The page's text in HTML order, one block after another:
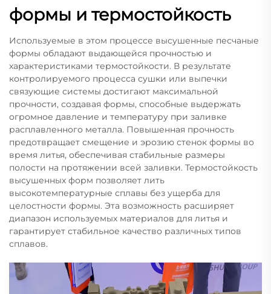
формы и термостойкость
Используемые в этом процессе высушенные песчаные
формы обладают выдающейся прочностью и
характеристиками термостойкости. В результате
контролируемого процесса сушки или выпечки
связующие системы достигают максимальной
прочности, создавая формы, способные выдержать
огромное давление и температуру при заливке
расплавленного металла. Повышенная прочность
предотвращает смещение и эрозию стенок формы во
время литья, обеспечивая стабильные размеры
полости на протяжении всей заливки. Термостойкость
высушенных форм позволяет лить
высокотемпературные сплавы без ущерба для
целостности формы. Эта возможность расширяет
диапазон используемых материалов для литья и
гарантирует стабильное качество различных типов
сплавов.